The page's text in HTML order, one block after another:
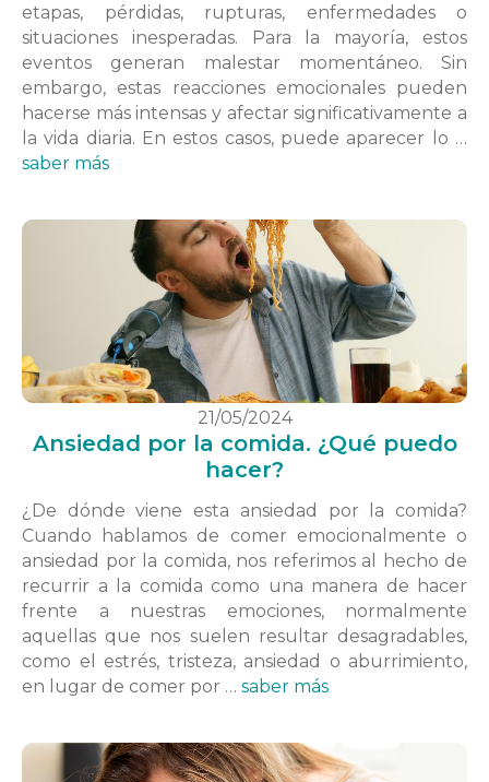
etapas, pérdidas, rupturas, enfermedades o
situaciones inesperadas. Para la mayoría, estos
eventos generan malestar momentáneo. Sin
embargo, estas reacciones emocionales pueden
hacerse más intensas y afectar significativamente a
la vida diaria. En estos casos, puede aparecer lo …
saber más
21/05/2024
Ansiedad por la comida. ¿Qué puedo
hacer?
¿De dónde viene esta ansiedad por la comida?
Cuando hablamos de comer emocionalmente o
ansiedad por la comida, nos referimos al hecho de
recurrir a la comida como una manera de hacer
frente a nuestras emociones, normalmente
aquellas que nos suelen resultar desagradables,
como el estrés, tristeza, ansiedad o aburrimiento,
en lugar de comer por … saber más